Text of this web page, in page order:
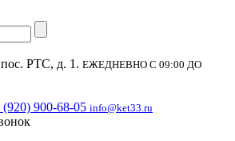
РТС, д. 1. ЕЖЕДНЕВНО С 09:00 ДО
(920) 900-68-05 info@ket33.ru